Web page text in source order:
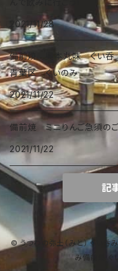
2021/11/28
備前焼 奥本丸味 ぐい
青葉区 ぐいのみ
2021/11/22
備前焼 ミニりんご急須の
2021/11/22
記
© うつわの弥土（みと） ぐい呑
み備前焼 ぐ